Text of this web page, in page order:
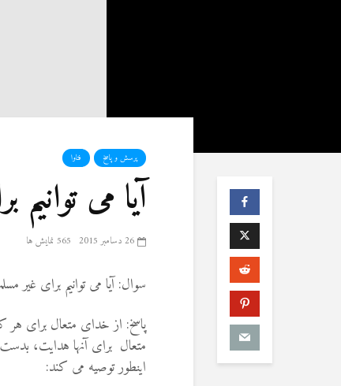
پرسش و پاسخ فتاوا
آیا می
26 دسامبر 2015 565 نمایش ها
سوال: آیا می توانیم برای غیر
پاسخ: از خدای متعال برای
متعال برای آنها هدایت،
اینطور توصیه می کند: